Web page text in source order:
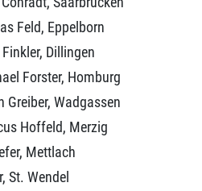
Feld, Eppelborn
Dillingen
Forster, Homburg
Greiber, Wadgassen
Hoffeld, Merzig
Mettlach
St. Wendel